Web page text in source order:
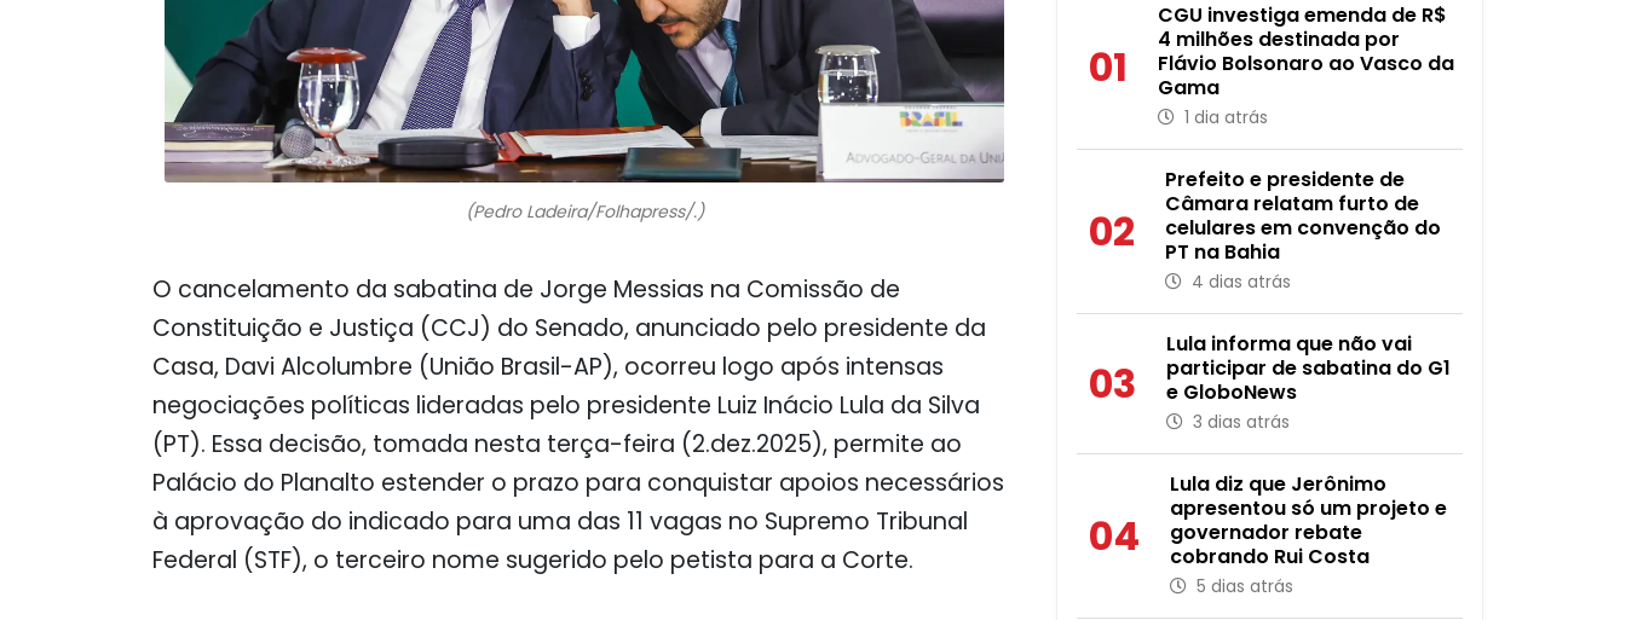
(Pedro Ladeira/Folhapress/.)
O cancelamento da sabatina de Jorge Messias na Comissão de
Constituição e Justiça (CCJ) do Senado, anunciado pelo presidente da
Casa, Davi Alcolumbre (União Brasil-AP), ocorreu logo após intensas
negociações políticas lideradas pelo presidente Luiz Inácio Lula da Silva
(PT). Essa decisão, tomada nesta terça-feira (2.dez.2025), permite ao
Palácio do Planalto estender o prazo para conquistar apoios necessários
à aprovação do indicado para uma das 11 vagas no Supremo Tribunal
Federal (STF), o terceiro nome sugerido pelo petista para a Corte.
01
CGU investiga emenda de R$
4 milhões destinada por
Flávio Bolsonaro ao Vasco da
Gama
1 dia atrás
02
Prefeito e presidente de
Câmara relatam furto de
celulares em convenção do
PT na Bahia
4 dias atrás
03
Lula informa que não vai
participar de sabatina do G1
e GloboNews
3 dias atrás
04
Lula diz que Jerônimo
apresentou só um projeto e
governador rebate
cobrando Rui Costa
5 dias atrás